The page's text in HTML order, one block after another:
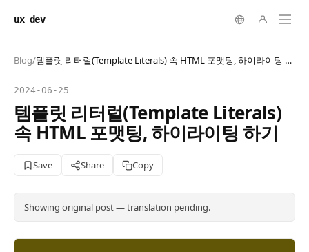
ux dev
Blog/ 템플릿 리터럴(Template Literals) 속 HTML 포맷팅, 하이라이팅 하기
2024-06-25
템플릿 리터럴(Template Literals)
속 HTML 포맷팅, 하이라이팅 하기
Save Share Copy
Showing original post — translation pending.